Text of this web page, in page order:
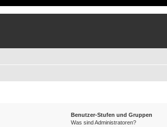
Benutzer-Stufen und Gruppen
Was sind Administratoren?